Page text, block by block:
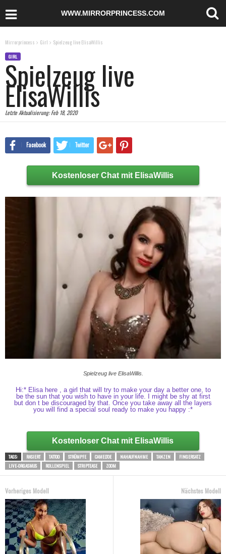
WWW.MIRRORPRINCESS.COM
Mirrorprincess Girl Spielzeug live ElisaWillis
GIRL
Spielzeug live
ElisaWillis
Letzte Aktualisierung: Feb 18, 2020
Facebook Twitter
Kostenloser Chat mit ElisaWillis
Spielzeug live ElisaWillis.
Hi:* Elisa here , a girl that will try to make your day a better one, to
be the sun that you wish to have in your life. I might be shy at first
but don t be discouraged by that. Once you take away all the layers
you will find a special soul ready to make you happy :*
Kostenloser Chat mit ElisaWillis
TAGS: RASIERT TATTOO STRÜMPFE CAMELTOE NAHAUFNAHME TANZEN
FINGERSATZ
LIVE-ORGASMUS
ROLLENSPIEL STRIPTEASE ZOOM
Vorheriges Modell Nächstes Modell